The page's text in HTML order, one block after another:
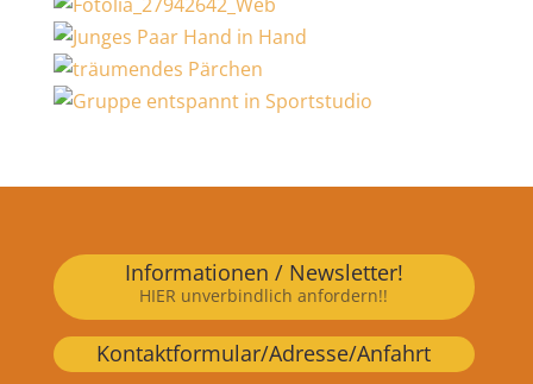
Informationen / Newsletter!
HIER unverbindlich anfordern!!
Kontaktformular/Adresse/Anfahrt